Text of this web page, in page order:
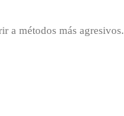
a métodos más agresivos.